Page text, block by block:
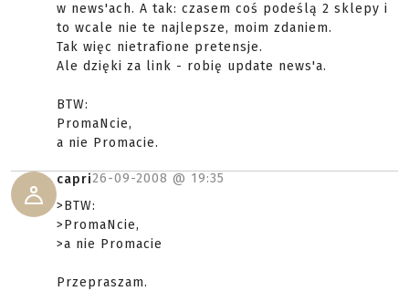
w news'ach. A tak: czasem coś podeślą 2 sklepy i
to wcale nie te najlepsze, moim zdaniem.
Tak więc nietrafione pretensje.
Ale dzięki za link - robię update news'a.
BTW:
PromaNcie,
a nie Promacie.
capri26-09-2008 @ 19:35
>BTW:
>PromaNcie,
>a nie Promacie
Przepraszam.